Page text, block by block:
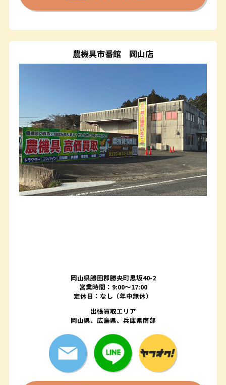
農機具市番館 岡山店
岡山県勝田郡勝央町黒坂40-2
営業時間：9:00～17:00
定休日：なし（年中無休）
出張買取エリア
岡山県、広島県、兵庫県南部